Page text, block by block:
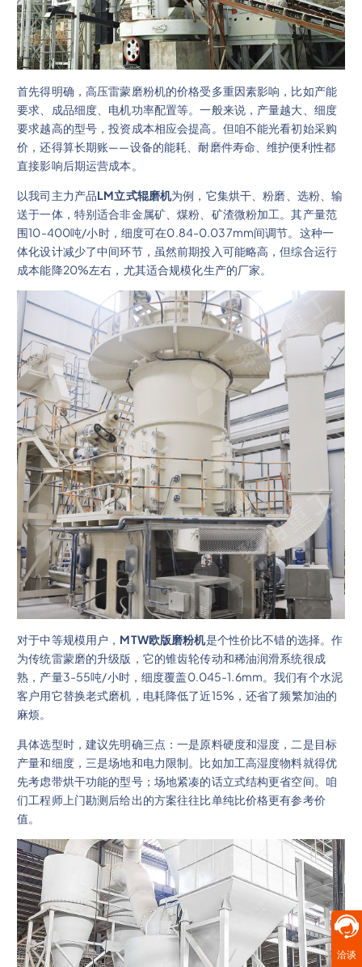
首先得明确，高压雷蒙磨粉机的价格受多重因素影响，比如产能
要求、成品细度、电机功率配置等。一般来说，产量越大、细度
要求越高的型号，投资成本相应会提高。但咱不能光看初始采购
价，还得算长期账——设备的能耗、耐磨件寿命、维护便利性都
直接影响后期运营成本。
以我司主力产品LM立式辊磨机为例，它集烘干、粉磨、选粉、输
送于一体，特别适合非金属矿、煤粉、矿渣微粉加工。其产量范
围10-400吨/小时，细度可在0.84-0.037mm间调节。这种一
体化设计减少了中间环节，虽然前期投入可能略高，但综合运行
成本能降20%左右，尤其适合规模化生产的厂家。
对于中等规模用户， MTW欧版磨粉机是个性价比不错的选择。作
为传统雷蒙磨的升级版，它的锥齿轮传动和稀油润滑系统很成
熟，产量3-55吨/小时，细度覆盖0.045-1.6mm。我们有个水泥
客户用它替换老式磨机，电耗降低了近15%，还省了频繁加油的
麻烦。
具体选型时，建议先明确三点：一是原料硬度和湿度，二是目标
产量和细度，三是场地和电力限制。比如加工高湿度物料就得优
先考虑带烘干功能的型号；场地紧凑的话立式结构更省空间。咱
们工程师上门勘测后给出的方案往往比单纯比价格更有参考价
值。
洽谈